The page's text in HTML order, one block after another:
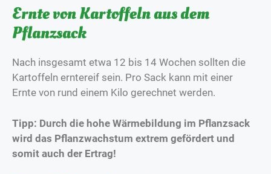
Ernte von Kartoffeln aus dem
Pflanzsack
Nach insgesamt etwa 12 bis 14 Wochen sollten die
Kartoffeln erntereif sein. Pro Sack kann mit einer
Ernte von rund einem Kilo gerechnet werden.
Tipp: Durch die hohe Wärmebildung im Pflanzsack
wird das Pflanzwachstum extrem gefördert und
somit auch der Ertrag!